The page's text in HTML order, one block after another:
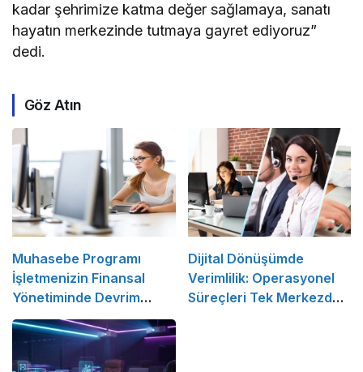
kadar şehrimize katma değer sağlamaya, sanatı
hayatın merkezinde tutmaya gayret ediyoruz”
dedi.
Göz Atın
Muhasebe Programı
İşletmenizin Finansal
Yönetiminde Devrim
Yaratacak Çözüm
Dijital Dönüşümde
Verimlilik: Operasyonel
Süreçleri Tek Merkezden